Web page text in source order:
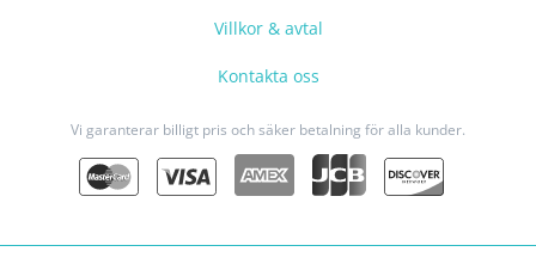
Villkor & avtal
Kontakta oss
Vi garanterar billigt pris och säker betalning för alla kunder.